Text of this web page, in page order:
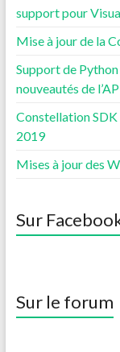
support pour
Mise à jour de la
Support de
nouveautés de
Constellation SDK
2019
Mises à jour des
Sur
Sur le forum